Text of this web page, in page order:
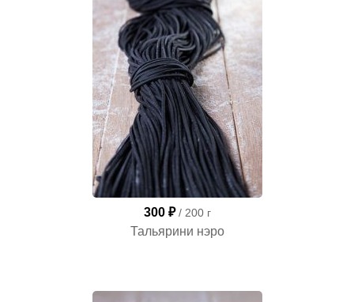
300 ₽ / 200 г
Тальярини нэро